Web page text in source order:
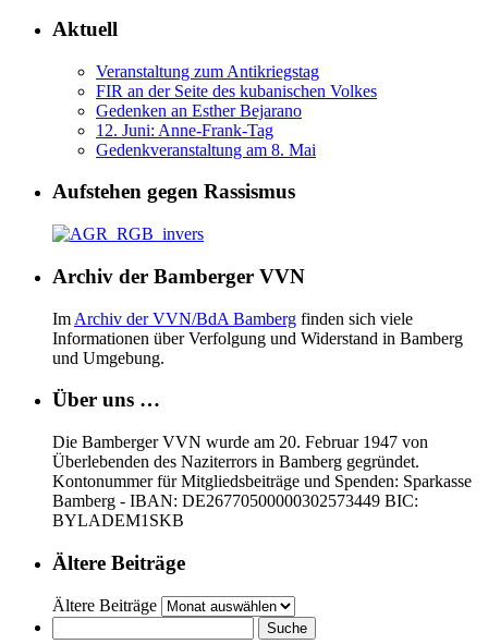
Aktuell
Veranstaltung zum Antikriegstag
FIR an der Seite des kubanischen Volkes
Gedenken an Esther Bejarano
12. Juni: Anne-Frank-Tag
Gedenkveranstaltung am 8. Mai
Aufstehen gegen Rassismus
Archiv der Bamberger VVN
Im Archiv der VVN/BdA Bamberg finden sich viele
Informationen über Verfolgung und Widerstand in Bamberg
und Umgebung.
Über uns …
Die Bamberger VVN wurde am 20. Februar 1947 von
Überlebenden des Naziterrors in Bamberg gegründet.
Kontonummer für Mitgliedsbeiträge und Spenden: Sparkasse
Bamberg - IBAN: DE26770500000302573449 BIC:
BYLADEM1SKB
Ältere Beiträge
Ältere Beiträge